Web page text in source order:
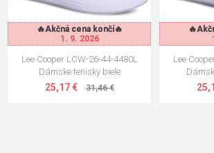
🔥Akčná cena končí🔥
1. 9. 2026
🔥Akčná cena končí🔥
1. 9. 2026
Lee Cooper LCW-26-44-4480L
Dámske tenisky biele
25,17 € 31,46 €
Lee